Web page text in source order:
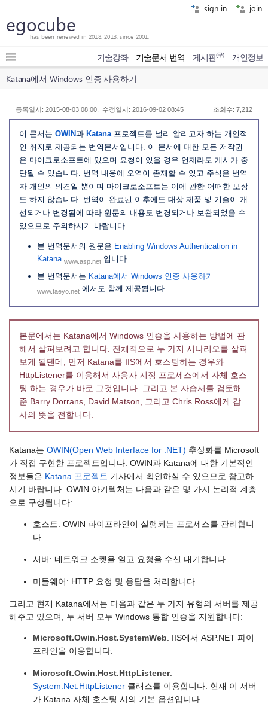
sign in join
egocube
has been renewed in 2018, 2013, since 2001.
기술강좌 기술문서 번역 게시판(구) 개인정보
Katana에서 Windows 인증 사용하기
등록일시: 2015-08-03 08:00, 수정일시: 2016-09-02 08:45 조회수: 7,212
이 문서는 OWIN과 Katana프로젝트를 널리 알리고자 하는 개인적
인 취지로 제공되는 번역문서입니다. 이 문서에 대한 모든 저작권
은 마이크로소프트에 있으며 요청이 있을 경우 언제라도 게시가 중
단될 수 있습니다. 번역 내용에 오역이 존재할 수 있고 주석은 번역
자 개인의 의견일 뿐이며 마이크로소프트는 이에 관한 어떠한 보장
도 하지 않습니다. 번역이 완료된 이후에도 대상 제품 및 기술이 개
선되거나 변경됨에 따라 원문의 내용도 변경되거나 보완되었을 수
있으므로 주의하시기 바랍니다.
본 번역문서의 원문은 Enabling Windows Authentication in
Katana www.asp.net 입니다.
본 번역문서는 Katana에서 Windows 인증 사용하기
www.taeyo.net 에서도 함께 제공됩니다.
본문에서는 Katana에서 Windows 인증을 사용하는 방법에 관
해서 살펴보려고 합니다. 전체적으로 두 가지 시나리오를 살펴
보게 될텐데, 먼저 Katana를 IIS에서 호스팅하는 경우와
HttpListener를 이용해서 사용자 지정 프로세스에서 자체 호스
팅 하는 경우가 바로 그것입니다. 그리고 본 자습서를 검토해
준 Barry Dorrans, David Matson, 그리고 Chris Ross에게 감
사의 뜻을 전합니다.
Katana는 OWIN(Open Web Interface for .NET) 추상화를 Microsoft
가 직접 구현한 프로젝트입니다. OWIN과 Katana에 대한 기본적인
정보들은 Katana 프로젝트 기사에서 확인하실 수 있으므로 참고하
시기 바랍니다. OWIN 아키텍처는 다음과 같은 몇 가지 논리적 계층
으로 구성됩니다:
호스트: OWIN 파이프라인이 실행되는 프로세스를 관리합니
다.
서버: 네트워크 소켓을 열고 요청을 수신 대기합니다.
미들웨어: HTTP 요청 및 응답을 처리합니다.
그리고 현재 Katana에서는 다음과 같은 두 가지 유형의 서버를 제공
해주고 있으며, 두 서버 모두 Windows 통합 인증을 지원합니다:
Microsoft.Owin.Host.SystemWeb. IIS에서 ASP.NET 파이
프라인을 이용합니다.
Microsoft.Owin.Host.HttpListener.
System.Net.HttpListener 클래스를 이용합니다. 현재 이 서버
가 Katana 자체 호스팅 시의 기본 옵션입니다.